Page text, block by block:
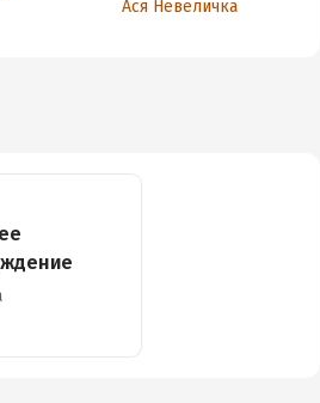
Ася Невеличка